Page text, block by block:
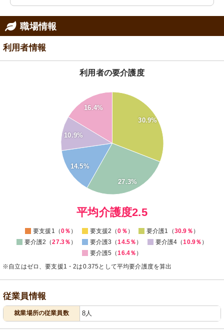
職場情報
利用者情報
利用者の要介護度
30.9%
27.3%
14.5%
10.9%
16.4%
0
平均介護度2.5
要支援1（0％ ） 要支援2（0％ ） 要介護1（30.9％ ）
要介護2（27.3％ ） 要介護3（14.5％ ） 要介護4（10.9％ ）
要介護5（16.4％ ）
※自立はゼロ、要支援1・2は0.375として平均要介護度を算出
従業員情報
就業場所の従業員数 8人